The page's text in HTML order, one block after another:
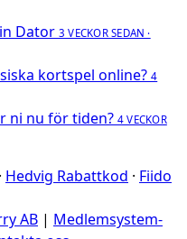
Dator 3 VECKOR SEDAN ·
kortspel online? 4
ni nu för tiden? 4 VECKOR
· Hedvig Rabattkod · Fiido
AB | Medlemsystem-